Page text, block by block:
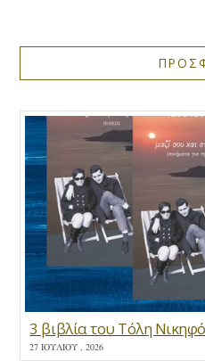
3 βιβλία του Τόλη
27 ΙΟΥΛΊΟΥ , 2026